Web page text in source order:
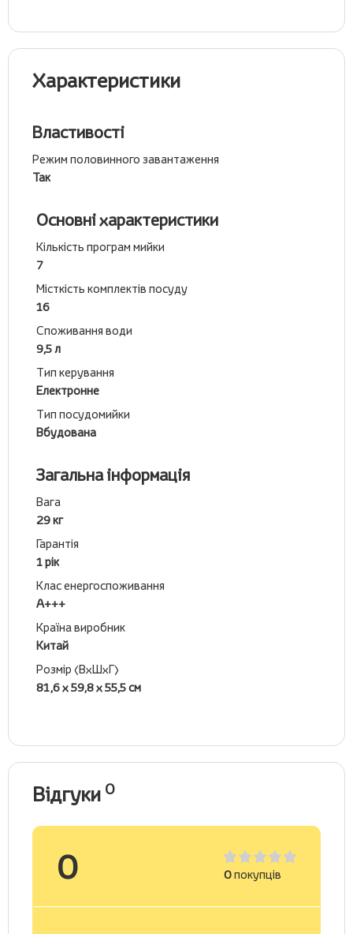
Характеристики
Властивості
Режим половинного завантаження
Так
Основні характеристики
Кількість програм мийки
7
Місткість комплектів посуду
16
Споживання води
9,5 л
Тип керування
Електронне
Тип посудомийки
Вбудована
Загальна інформація
Вага
29 кг
Гарантія
1 рік
Клас енергоспоживання
А+++
Країна виробник
Китай
Розмір (ВхШхГ)
81,6 х 59,8 х 55,5 см
Відгуки 0
0 0покупців